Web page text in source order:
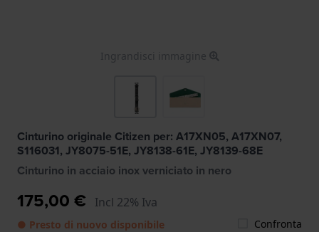
Ingrandisci immagine
Cinturino originale Citizen per: A17XN05, A17XN07,
S116031, JY8075-51E, JY8138-61E, JY8139-68E
Cinturino in acciaio inox verniciato in nero
175,00 € Incl 22% Iva
● Presto di nuovo disponibile Confronta